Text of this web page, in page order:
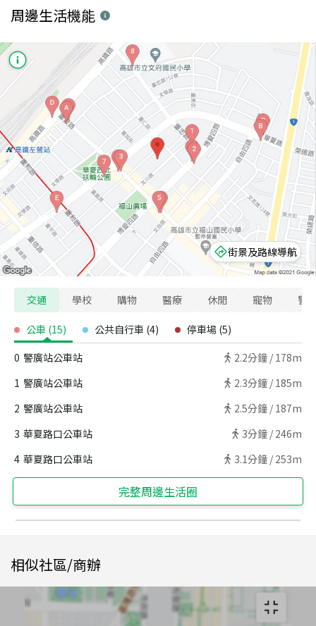
周邊生活機能
街景及路線導航
交通 學校 購物 醫療 休閒 寵物 警
公車 (15) 公共自行車 (4) 停車場 (5)
0 警廣站公車站 2.2分鐘 / 178m
1 警廣站公車站 2.3分鐘 / 185m
2 警廣站公車站 2.5分鐘 / 187m
3 華夏路口公車站 3分鐘 / 246m
4 華夏路口公車站 3.1分鐘 / 253m
完整周邊生活圈
相似社區/商辦